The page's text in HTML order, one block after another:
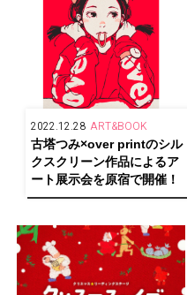
2022.12.28 ART&BOOK
古塔つみ×over printのシル
クスクリーン作品によるア
ート展示会を原宿で開催！